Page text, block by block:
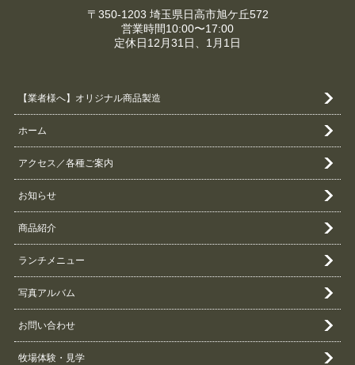
〒350-1203 埼玉県日高市旭ケ丘572
営業時間10:00〜17:00
定休日12月31日、1月1日
【業者様へ】オリジナル商品製造
ホーム
アクセス／各種ご案内
お知らせ
商品紹介
ランチメニュー
写真アルバム
お問い合わせ
牧場体験・見学